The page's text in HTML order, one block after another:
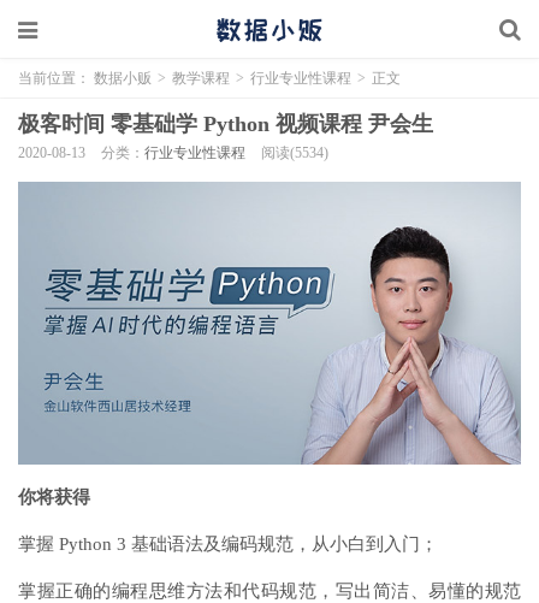
当前位置： 数据小贩 > 教学课程 > 行业专业性课程 > 正文
极客时间 零基础学 Python 视频课程 尹会生
2020-08-13 分类： 行业专业性课程 阅读(5534)
你将获得
掌握 Python 3 基础语法及编码规范，从小白到入门；
掌握正确的编程思维方法和代码规范，写出简洁、易懂的规范